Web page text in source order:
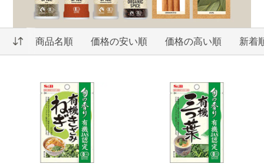
商品名順 価格の安い順 価格の高い順 新着